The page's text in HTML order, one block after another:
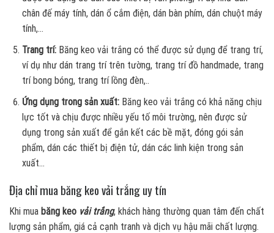
chân đế máy tính, dán ổ cắm điện, dán bàn phím, dán chuột máy
tính,…
Trang trí:Băng keo vải trắng có thể được sử dụng để trang trí,
ví dụ như dán trang trí trên tường, trang trí đồ handmade, trang
trí bong bóng, trang trí lồng đèn,..
Ứng dụng trong sản xuất:Băng keo vải trắng có khả năng chịu
lực tốt và chịu được nhiều yếu tố môi trường, nên được sử
dụng trong sản xuất để gắn kết các bề mặt, đóng gói sản
phẩm, dán các thiết bị điện tử, dán các linh kiện trong sản
xuất…
Địa chỉ mua băng keo vải trắng uy tín
Khi mua băng keo vải trắng, khách hàng thường quan tâm đến chất
lượng sản phẩm, giá cả cạnh tranh và dịch vụ hậu mãi chất lượng.